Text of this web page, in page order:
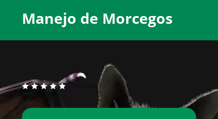
Manejo de Morcegos